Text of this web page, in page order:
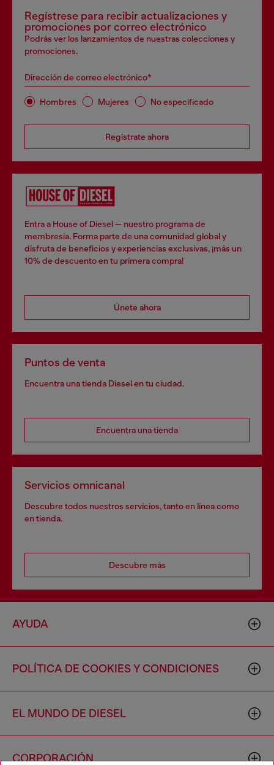
Regístrese para recibir actualizaciones y
promociones por correo electrónico
Podrás ver los lanzamientos de nuestras colecciones y
promociones.
Dirección de correo electrónico*
Hombres Mujeres No especificado
Regístrate ahora
Entra a House of Diesel — nuestro programa de
membresía. Forma parte de una comunidad global y
disfruta de beneficios y experiencias exclusivas, ¡más un
10% de descuento en tu primera compra!
Únete ahora
Puntos de venta
Encuentra una tienda Diesel en tu ciudad.
Encuentra una tienda
Servicios omnicanal
Descubre todos nuestros servicios, tanto en línea como
en tienda.
Descubre más
AYUDA
POLÍTICA DE COOKIES Y CONDICIONES
EL MUNDO DE DIESEL
CORPORACIÓN